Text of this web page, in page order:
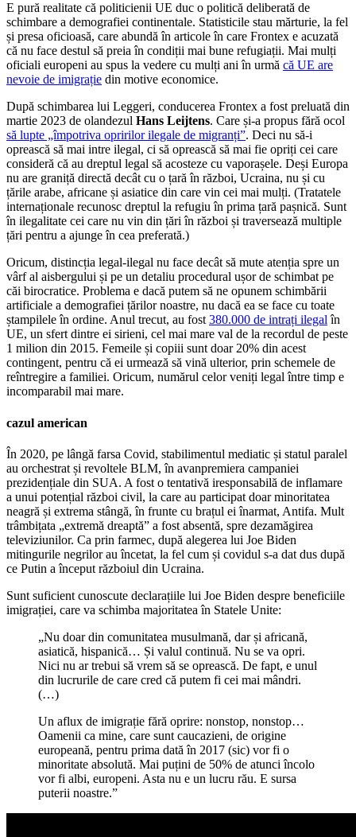
E pură realitate că politicienii UE duc o politică deliberată de
schimbare a demografiei continentale. Statisticile stau mărturie, la fel
și presa oficioasă, care abundă în articole în care Frontex e acuzată
că nu face destul să preia în condiții mai bune refugiații. Mai mulți
oficiali europeni au spus la vedere cu mulți ani în urmă că UE are
nevoie de imigrație din motive economice.
După schimbarea lui Leggeri, conducerea Frontex a fost preluată din
martie 2023 de olandezul Hans Leijtens. Care și-a propus fără ocol
să lupte „împotriva opririlor ilegale de migranți”. Deci nu să-i
oprească să mai intre ilegal, ci să oprească să mai fie opriți cei care
consideră că au dreptul legal să acosteze cu vaporașele. Deși Europa
nu are graniță directă decât cu o țară în război, Ucraina, nu și cu
țările arabe, africane și asiatice din care vin cei mai mulți. (Tratatele
internaționale recunosc dreptul la refugiu în prima țară pașnică. Sunt
în ilegalitate cei care nu vin din țări în război și traversează multiple
țări pentru a ajunge în cea preferată.)
Oricum, distincția legal-ilegal nu face decât să mute atenția spre un
vârf al aisbergului și pe un detaliu procedural ușor de schimbat pe
căi birocratice. Problema e dacă putem să ne opunem schimbării
artificiale a demografiei țărilor noastre, nu dacă ea se face cu toate
ștampilele în ordine. Anul trecut, au fost 380.000 de intrați ilegal în
UE, un sfert dintre ei sirieni, cel mai mare val de la recordul de peste
1 milion din 2015. Femeile și copiii sunt doar 20% din acest
contingent, pentru că ei urmează să vină ulterior, prin schemele de
reîntregire a familiei. Oricum, numărul celor veniți legal între timp e
incomparabil mai mare.
cazul american
În 2020, pe lângă farsa Covid, stabilimentul mediatic și statul paralel
au orchestrat și revoltele BLM, în avanpremiera campaniei
prezidențiale din SUA. A fost o tentativă iresponsabilă de inflamare
a unui potențial război civil, la care au participat doar minoritatea
neagră și extrema stângă, în frunte cu brațul ei înarmat, Antifa. Mult
trâmbițata „extremă dreaptă” a fost absentă, spre dezamăgirea
televiziunilor. Ca prin farmec, după alegerea lui Joe Biden
mitingurile negrilor au încetat, la fel cum și covidul s-a dat dus după
ce Putin a început războiul din Ucraina.
Sunt suficient cunoscute declarațiile lui Joe Biden despre beneficiile
imigrației, care va schimba majoritatea în Statele Unite:
„Nu doar din comunitatea musulmană, dar și africană,
asiatică, hispanică… Și valul continuă. Nu se va opri.
Nici nu ar trebui să vrem să se oprească. De fapt, e unul
din lucrurile de care cred că putem fi cei mai mândri.
(…)
Un aflux de imigrație fără oprire: nonstop, nonstop…
Oamenii ca mine, care sunt caucazieni, de origine
europeană, pentru prima dată în 2017 (sic) vor fi o
minoritate absolută. Mai puțini de 50% de atunci încolo
vor fi albi, europeni. Asta nu e un lucru rău. E sursa
puterii noastre.”